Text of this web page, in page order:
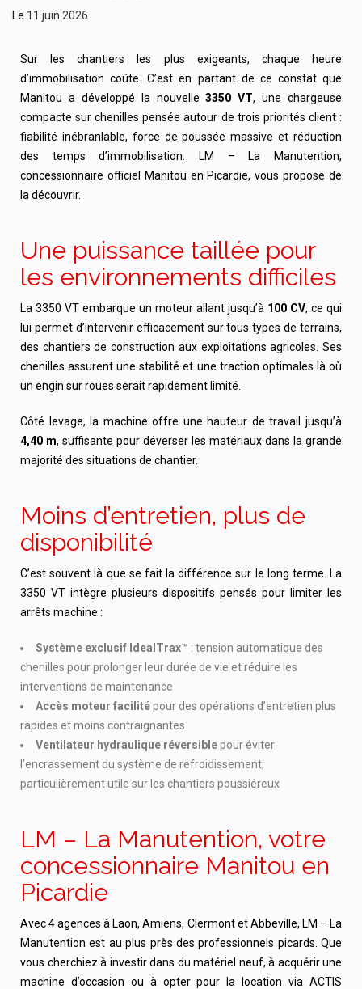
Le 11 juin 2026
Sur les chantiers les plus exigeants, chaque heure
d’immobilisation coûte. C’est en partant de ce constat que
Manitou a développé la nouvelle3350 VT, une chargeuse
compacte sur chenilles pensée autour de trois priorités client :
fiabilité inébranlable, force de poussée massive et réduction
des temps d’immobilisation. LM – La Manutention,
concessionnaire officiel Manitou en Picardie, vous propose de
la découvrir.
Une puissance taillée pour
les environnements difficiles
La 3350 VT embarque un moteur allant jusqu’à 100 CV, ce qui
lui permet d’intervenir efficacement sur tous types de terrains,
des chantiers de construction aux exploitations agricoles. Ses
chenilles assurent une stabilité et une traction optimales là où
un engin sur roues serait rapidement limité.
Côté levage, la machine offre une hauteur de travail jusqu’à
4,40 m, suffisante pour déverser les matériaux dans la grande
majorité des situations de chantier.
Moins d’entretien, plus de
disponibilité
C’est souvent là que se fait la différence sur le long terme. La
3350 VT intègre plusieurs dispositifs pensés pour limiter les
arrêts machine :
Système exclusif IdealTrax™ : tension automatique des
chenilles pour prolonger leur durée de vie et réduire les
interventions de maintenance
Accès moteur facilitépour des opérations d’entretien plus
rapides et moins contraignantes
Ventilateur hydraulique réversiblepour éviter
l’encrassement du système de refroidissement,
particulièrement utile sur les chantiers poussiéreux
LM – La Manutention, votre
concessionnaire Manitou en
Picardie
Avec 4 agences à Laon, Amiens, Clermont et Abbeville, LM – La
Manutention est au plus près des professionnels picards. Que
vous cherchiez à investir dans du matériel neuf, à acquérir une
machine d’occasion ou à opter pour la location via ACTIS